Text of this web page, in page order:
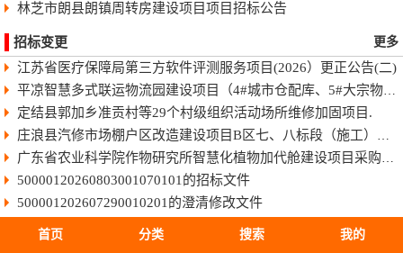
林芝市朗县朗镇周转房建设项目项目招标公告
招标变更 更多
江苏省医疗保障局第三方软件评测服务项目(2026）更正公告(二)
平凉智慧多式联运物流园建设项目（4#城市仓配库、5#大宗物资库、场地强夯及地基处理）监理招标文件
定结县郭加乡准贡村等29个村级组织活动场所维修加固项目.
庄浪县汽修市场棚户区改造建设项目B区七、八标段（施工）招标文件
广东省农业科学院作物研究所智慧化植物加代舱建设项目采购更正公告（第一次）
50000120260803001070101的招标文件
500001202607290010201的澄清修改文件
50011420260806025010101的招标文件
首页 分类 搜索 我的